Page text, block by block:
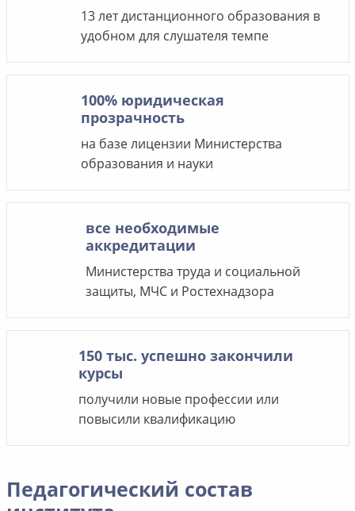
13 лет дистанционного образования в
удобном для слушателя темпе
100% юридическая
прозрачность
на базе лицензии Министерства
образования и науки
все необходимые
аккредитации
Министерства труда и социальной
защиты, МЧС и Ростехнадзора
150 тыс. успешно закончили
курсы
получили новые профессии или
повысили квалификацию
Педагогический состав